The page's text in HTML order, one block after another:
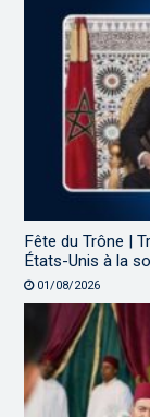
Fête du Trône |
États-Unis à la
01/08/2026